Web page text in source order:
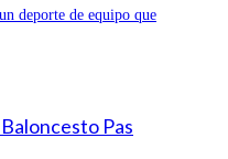
deporte de equipo que
Pas